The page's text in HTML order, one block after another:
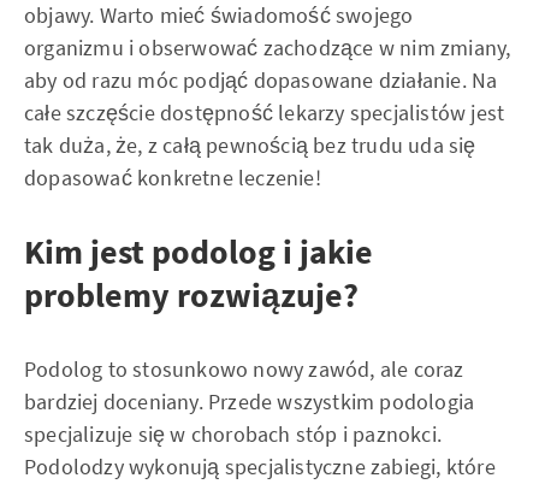
objawy. Warto mieć świadomość swojego
organizmu i obserwować zachodzące w nim zmiany,
aby od razu móc podjąć dopasowane działanie. Na
całe szczęście dostępność lekarzy specjalistów jest
tak duża, że, z całą pewnością bez trudu uda się
dopasować konkretne leczenie!
Kim jest podolog i jakie
problemy rozwiązuje?
Podolog to stosunkowo nowy zawód, ale coraz
bardziej doceniany. Przede wszystkim podologia
specjalizuje się w chorobach stóp i paznokci.
Podolodzy wykonują specjalistyczne zabiegi, które